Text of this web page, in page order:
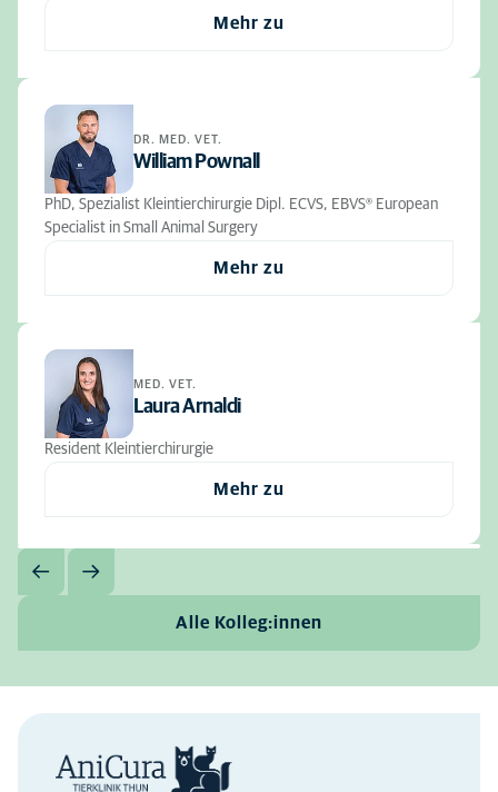
Mehr zu
DR. MED. VET.
William Pownall
PhD, Spezialist Kleintierchirurgie Dipl. ECVS, EBVS® European
Specialist in Small Animal Surgery
Mehr zu
MED. VET.
Laura Arnaldi
Resident Kleintierchirurgie
Mehr zu
Alle Kolleg:innen